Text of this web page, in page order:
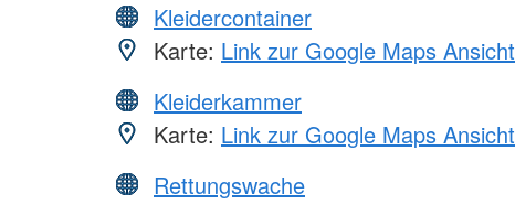
Kleidercontainer
Karte: Link zur Google Maps Ansicht
Kleiderkammer
Karte: Link zur Google Maps Ansicht
Rettungswache